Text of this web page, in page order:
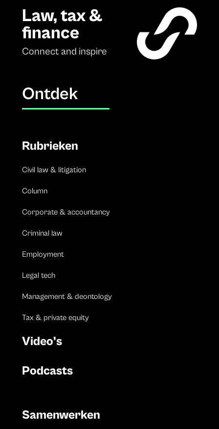
Law, tax &
finance
Connect and inspire
Ontdek
Rubrieken
Civil law & litigation
Column
Corporate & accountancy
Criminal law
Employment
Legal tech
Management & deontology
Tax & private equity
Video’s
Podcasts
Samenwerken